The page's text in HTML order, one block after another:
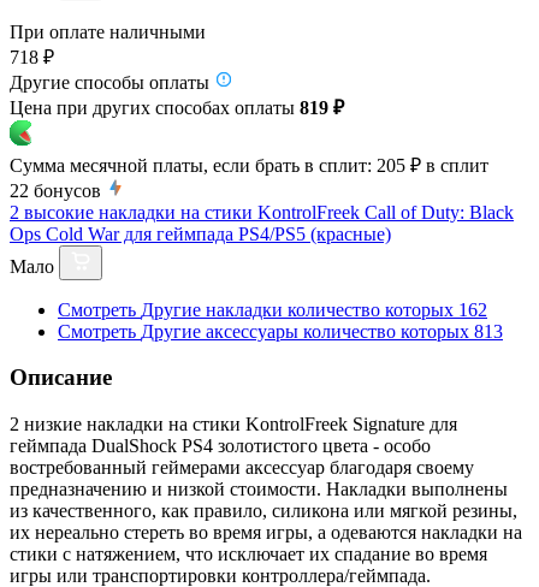
При оплате наличными
718 ₽
Другие способы оплаты
Цена при других способах оплаты 819 ₽
Сумма месячной платы, если брать в сплит: 205 ₽ в сплит
22 бонусов
2 высокие накладки на стики KontrolFreek Call of Duty: Black
Ops Cold War для геймпада PS4/PS5 (красные)
Мало
Смотреть Другие накладки количество которых 162
Смотреть Другие аксессуары количество которых 813
Описание
2 низкие накладки на стики KontrolFreek Signature для
геймпада DualShock PS4 золотистого цвета - особо
востребованный геймерами аксессуар благодаря своему
предназначению и низкой стоимости. Накладки выполнены
из качественного, как правило, силикона или мягкой резины,
их нереально стереть во время игры, а одеваются накладки на
стики с натяжением, что исключает их спадание во время
игры или транспортировки контроллера/геймпада.